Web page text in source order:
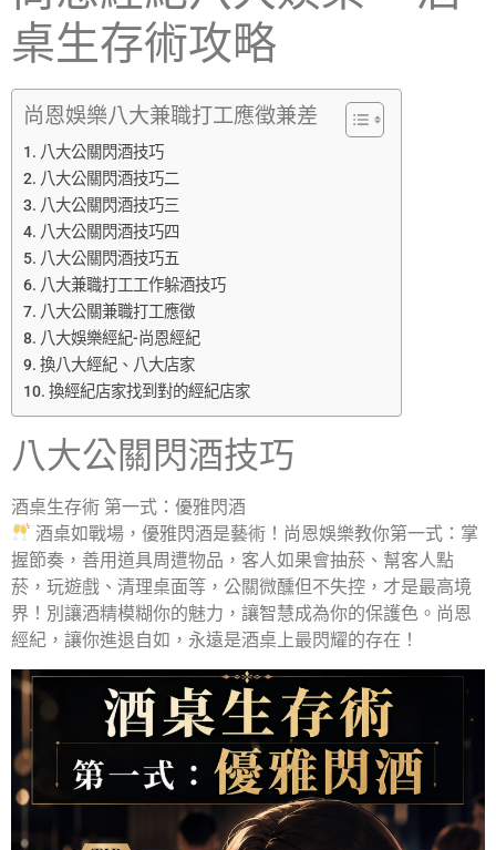
桌生存術攻略
尚恩娛樂八大兼職打工應徵兼差
八大公關閃酒技巧
八大公關閃酒技巧二
八大公關閃酒技巧三
八大公關閃酒技巧四
八大公關閃酒技巧五
八大兼職打工工作躲酒技巧
八大公關兼職打工應徵
八大娛樂經紀-尚恩經紀
換八大經紀、八大店家
換經紀店家找到對的經紀店家
八大公關閃酒技巧
酒桌生存術 第一式：優雅閃酒
酒桌如戰場，優雅閃酒是藝術！尚恩娛樂教你第一式：掌
握節奏，善用道具周遭物品，客人如果會抽菸、幫客人點
菸，玩遊戲、清理桌面等，公關微醺但不失控，才是最高境
界！別讓酒精模糊你的魅力，讓智慧成為你的保護色。尚恩
經紀，讓你進退自如，永遠是酒桌上最閃耀的存在！